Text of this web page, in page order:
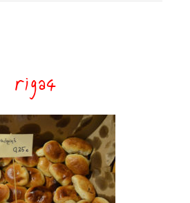
riga4